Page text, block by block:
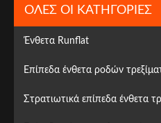
ΌΛΕΣ ΟΙ ΚΑΤΗΓΟΡΊΕΣ
Ένθετα Runflat
Επίπεδα ένθετα ροδών
Στρατιωτικά επίπεδα ένθετα